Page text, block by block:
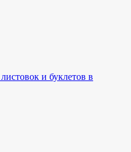
и буклетов в